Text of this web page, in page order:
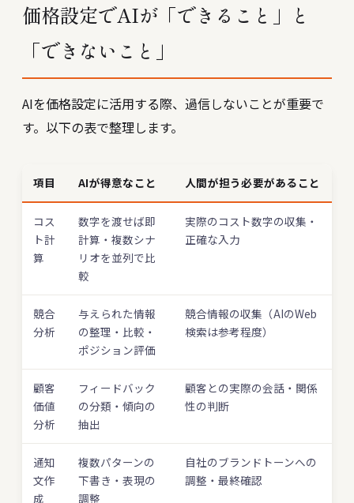
価格設定でAIが「できること」と
「できないこと」
AIを価格設定に活用する際、過信しないことが重要で
す。以下の表で整理します。
項目 AIが得意なこと 人間が担う必要があること
コス
ト計
算
数字を渡せば即
計算・複数シナ
リオを並列で比
較
実際のコスト数字の収集・
正確な入力
競合
分析
与えられた情報
の整理・比較・
ポジション評価
競合情報の収集（AIのWeb
検索は参考程度）
顧客
価値
分析
フィードバック
の分類・傾向の
抽出
顧客との実際の会話・関係
性の判断
通知
文作
成
複数パターンの
下書き・表現の
調整
自社のブランドトーンへの
調整・最終確認